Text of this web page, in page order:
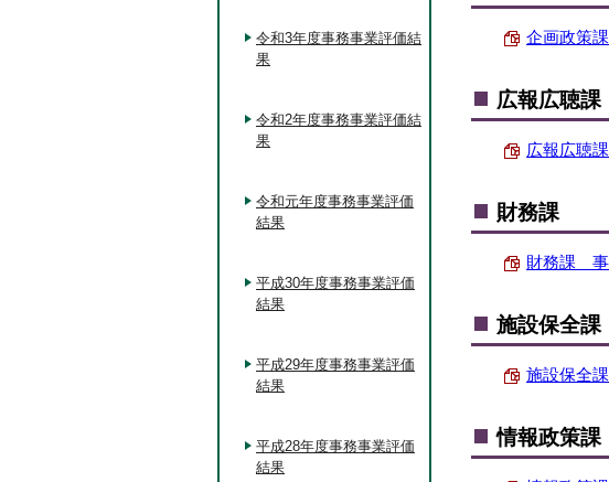
企画政策
広報広聴課
広報広聴
財務課
財務課 事
施設保全課
施設保全
情報政策課
令和3年度事務事業評価結
果
令和2年度事務事業評価結
果
令和元年度事務事業評価
結果
平成30年度事務事業評価
結果
平成29年度事務事業評価
結果
平成28年度事務事業評価
結果